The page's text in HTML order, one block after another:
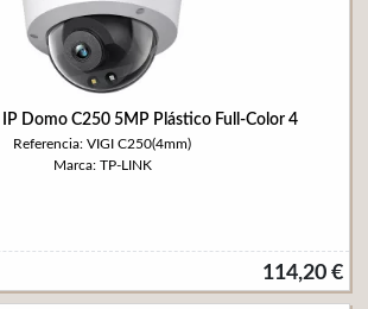
IP Domo C250 5MP Plástico Full-Color 4
Referencia: VIGI C250(4mm)
Marca: TP-LINK
114,20 €